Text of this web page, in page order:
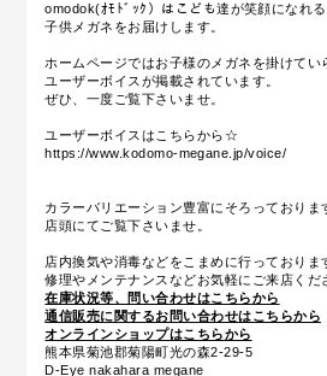
omodok(ｵﾓﾄﾞｯｸ）はこども達が笑顔になれ
子供メガネをお届けします。
ホームページではお子様のメガネを掛けてい
ユーザーボイスが掲載されています。
ぜひ、一度ご覧下さいませ。
ユーザーボイスはこちらから☆
https://www.kodomo-megane.jp/voice/
カラーバリエーション豊富にそろっておりま
店頭にてご覧下さいませ。
店内換気や消毒などをこまめに行っておりま
修理やメンテナンスなどお気軽にご来店くだ
在庫状況等、問い合わせはこちらから
通信販売に関するお問い合わせはこちらから
オンラインショップはこちらから
熊本県菊池郡菊陽町光の森2-29-5
D-Eye nakahara megane